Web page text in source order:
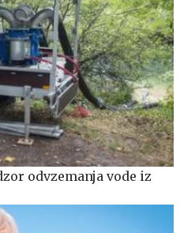
odvzemanja vode iz